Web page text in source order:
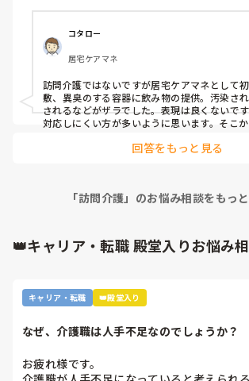
すね。
一対一なので、余計な話をする時間はない環境
がらの会話は深いもの、頼られるものになりま
喜んで貰えるなど、ならではの信頼関係をす
もあります。
少いながら若い方も、特定疾病で寝たきりな
もあるかも知れません、そう珍しい事ではな
大変なので、正直人気はない事業種別です、書
毎回必要ですし。でも、必要とされる方は多
聞きたいです…。
体験談じゃなくても、こんな利用者が居ま
よろしくお願いいたします🙇‍♀️
コタロー
居宅ケアマネ
訪問介護ではないですが居宅ケアマネとして
敷、異臭のする容器に飲み物の提供。汚染さ
されるなどがザラでした。表現は良くないで
対応しにくい方が多いように思います。そこ
（介護1以上で１月500円）です。
ちなみにいちばんひどかったのは53歳脳梗塞
スからケアマネに苦情が来て対応する毎日で
からも連絡が来てました。一度も家族からもお
回答をもっと見る
「訪問介護」のお悩み相談をもっ
👑キャリア・転職 殿堂入りお悩み
キャリア・転職 👑殿堂入り
なぜ、介護職は人手不足なのでしょうか？
お疲れ様です。